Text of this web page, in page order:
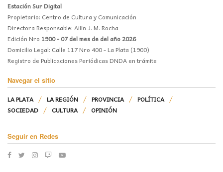
Estación Sur Digital
Propietario: Centro de Cultura y Comunicación
Directora Responsable: Ailín J. M. Rocha
Edición Nro 1900 - 07 del mes de del año 2026
Domicilio Legal: Calle 117 Nro 400 - La Plata (1900)
Registro de Publicaciones Periódicas DNDA en trámite
Navegar el sitio
LA PLATA LA REGIÓN PROVINCIA
POLÍTICA
SOCIEDAD
CULTURA OPINIÓN
Seguir en Redes